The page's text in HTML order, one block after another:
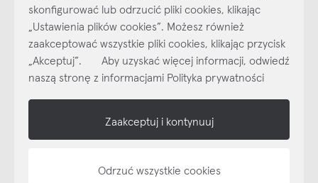
Najlepsze inspiracje i promocje na wyciągnięcie ręki, zapisz się już
dzisiaj do naszego cyklicznego newslettera!
SubskrybujNEWSLETTER
NAP
skonfigurować lub odrzucić pliki cookies, klikając
„Ustawienia plików cookies”. Możesz również
zaakceptować wszystkie pliki cookies, klikając przycisk
„Akceptuj”. Aby uzyskać więcej informacji, odwiedź
naszą stronę z informacjami Polityka prywatności
Zaakceptuj i kontynuuj
Odrzuć wszystkie cookies